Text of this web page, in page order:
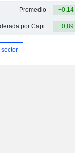
Promedio +0,14
por Capi. +0,89